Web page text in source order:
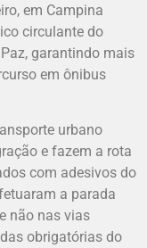
em Campina
circulante do
garantindo mais
em ônibus
urbano
e fazem a rota
com adesivos do
a parada
não nas vias
obrigatórias do